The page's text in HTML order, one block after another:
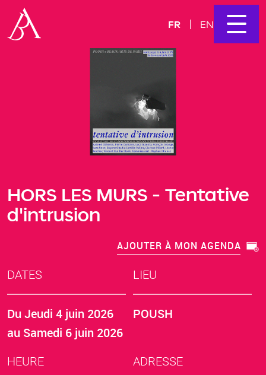
FR EN
HORS LES MURS - Tentative
d'intrusion
AJOUTER À MON AGENDA
DATES
Du Jeudi 4 juin 2026
au Samedi 6 juin 2026
LIEU
POUSH
HEURE ADRESSE